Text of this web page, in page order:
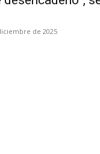
de 2025